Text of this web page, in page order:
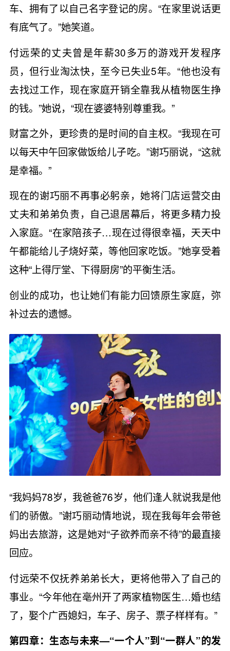
车、拥有了以自己名字登记的房。“在家里说话更
有底气了。”她笑道。
付远荣的丈夫曾是年薪30多万的游戏开发程序
员，但行业淘汰快，至今已失业5年。“他也没有
去找过工作，现在家庭开销全靠我从植物医生挣
的钱。”她说，“现在婆婆特别尊重我。”
财富之外，更珍贵的是时间的自主权。“我现在可
以每天中午回家做饭给儿子吃。”谢巧丽说，“这就
是幸福。”
现在的谢巧丽不再事必躬亲，她将门店运营交由
丈夫和弟弟负责，自己退居幕后，将更多精力投
入家庭。“在家陪孩子…现在过得很幸福，天天中
午都能给儿子烧好菜，等他回家吃饭。”她享受着
这种“上得厅堂、下得厨房”的平衡生活。
创业的成功，也让她们有能力回馈原生家庭，弥
补过去的遗憾。
“我妈妈78岁，我爸爸76岁，他们逢人就说我是他
们的骄傲。”谢巧丽动情地说，现在我每年会带爸
妈出去旅游，这是她对“子欲养而亲不待”的最直接
回应。
付远荣不仅抚养弟弟长大，更将他带入了自己的
事业。“今年他在亳州开了两家植物医生…婚也结
了，娶个广西媳妇，车子、房子、票子样样有。”
第四章：生态与未来—“一个人”到“一群人”的发